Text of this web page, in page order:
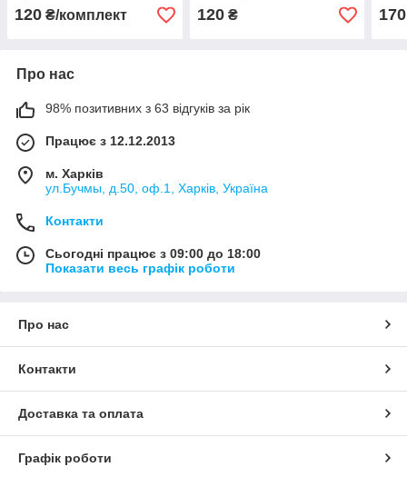
120 ₴/комплект 120₴ 170
Про нас
98% позитивних з 63 відгуків за рік
Працює з 12.12.2013
м. Харків
ул.Бучмы, д.50, оф.1, Харків, Україна
Контакти
Сьогодні працює з 09:00 до 18:00
Показати весь графік роботи
Про нас
Контакти
Доставка та оплата
Графік роботи